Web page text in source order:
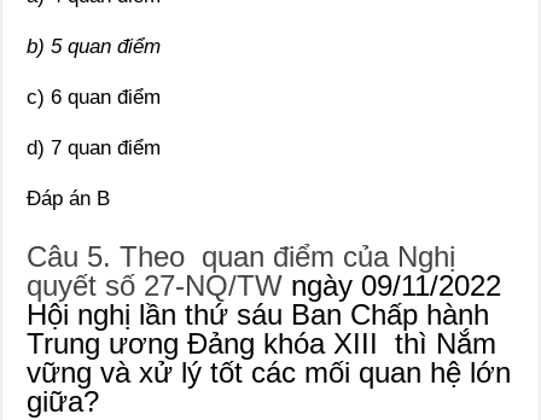
b) 5 quan điểm
c) 6 quan điểm
d) 7 quan điểm
Đáp án B
Câu 5. Theo quan điểm của Nghị
quyết số 27-NQ/TW ngày 09/11/2022
Hội nghị lần thứ sáu Ban Chấp hành
Trung ương Đảng khóa XIII thì Nắm
vững và xử lý tốt các mối quan hệ lớn
giữa?